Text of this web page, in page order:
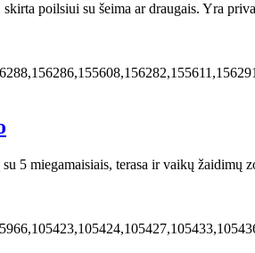
poilsiui su šeima ar draugais. Yra
5 miegamaisiais, terasa ir vaikų žaidimų